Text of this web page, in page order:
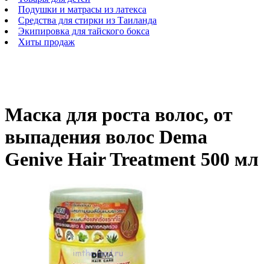
Подушки и матрасы из латекса
Средства для стирки из Таиланда
Экипировка для тайского бокса
Хиты продаж
Маска для роста волос, от
выпадения волос Dema
Genive Hair Treatment 500 мл